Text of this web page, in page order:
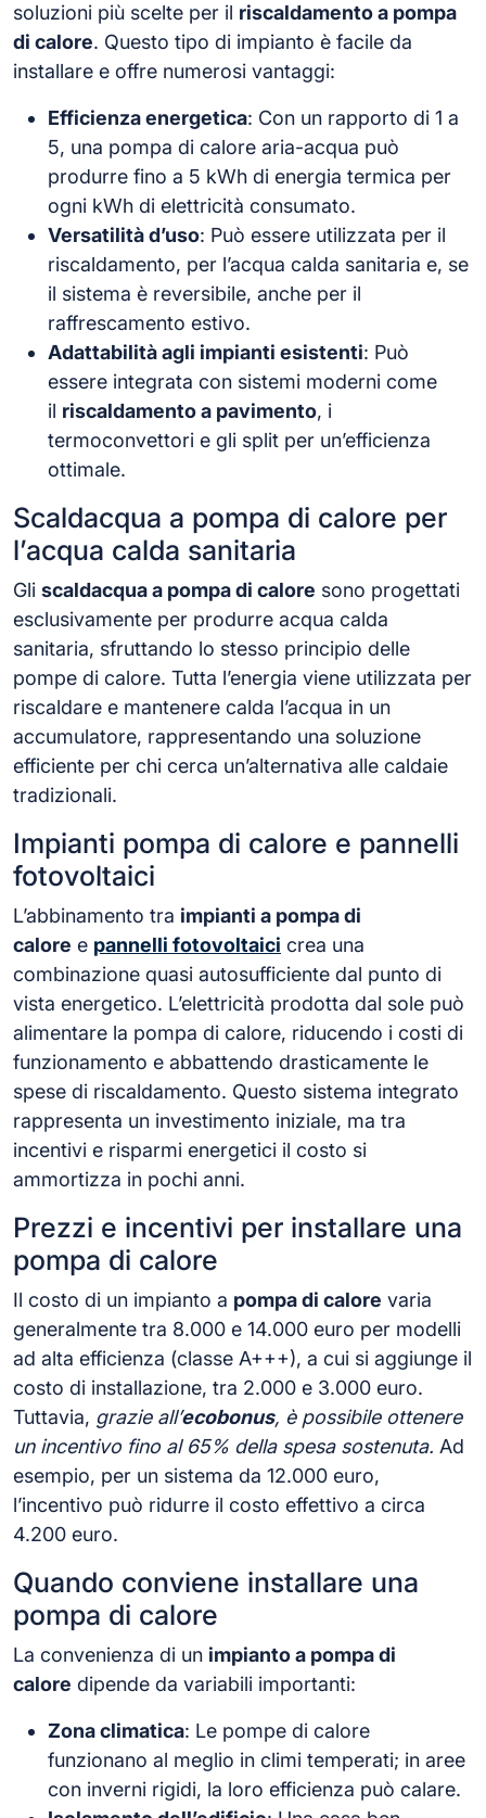
soluzioni più scelte per il riscaldamento a pompa
di calore. Questo tipo di impianto è facile da
installare e offre numerosi vantaggi:
Efficienza energetica: Con un rapporto di 1 a
5, una pompa di calore aria-acqua può
produrre fino a 5 kWh di energia termica per
ogni kWh di elettricità consumato.
Versatilità d’uso: Può essere utilizzata per il
riscaldamento, per l’acqua calda sanitaria e, se
il sistema è reversibile, anche per il
raffrescamento estivo.
Adattabilità agli impianti esistenti: Può
essere integrata con sistemi moderni come
il riscaldamento a pavimento, i
termoconvettori e gli split per un’efficienza
ottimale.
Scaldacqua a pompa di calore per
l’acqua calda sanitaria
Gli scaldacqua a pompa di calore sono progettati
esclusivamente per produrre acqua calda
sanitaria, sfruttando lo stesso principio delle
pompe di calore. Tutta l’energia viene utilizzata per
riscaldare e mantenere calda l’acqua in un
accumulatore, rappresentando una soluzione
efficiente per chi cerca un’alternativa alle caldaie
tradizionali.
Impianti pompa di calore e pannelli
fotovoltaici
L’abbinamento tra impianti a pompa di
calore e pannelli fotovoltaici crea una
combinazione quasi autosufficiente dal punto di
vista energetico. L’elettricità prodotta dal sole può
alimentare la pompa di calore, riducendo i costi di
funzionamento e abbattendo drasticamente le
spese di riscaldamento. Questo sistema integrato
rappresenta un investimento iniziale, ma tra
incentivi e risparmi energetici il costo si
ammortizza in pochi anni.
Prezzi e incentivi per installare una
pompa di calore
Il costo di un impianto a pompa di calore varia
generalmente tra 8.000 e 14.000 euro per modelli
ad alta efficienza (classe A+++), a cui si aggiunge il
costo di installazione, tra 2.000 e 3.000 euro.
Tuttavia, grazie all’ecobonus, è possibile ottenere
un incentivo fino al 65% della spesa sostenuta. Ad
esempio, per un sistema da 12.000 euro,
l’incentivo può ridurre il costo effettivo a circa
4.200 euro.
Quando conviene installare una
pompa di calore
La convenienza di un impianto a pompa di
calore dipende da variabili importanti:
Zona climatica: Le pompe di calore
funzionano al meglio in climi temperati; in aree
con inverni rigidi, la loro efficienza può calare.